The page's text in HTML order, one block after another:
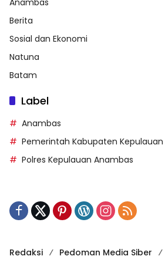
Anambas
Berita
Sosial dan Ekonomi
Natuna
Batam
Label
Anambas
Pemerintah Kabupaten
Polres Kepulauan Anambas
Redaksi
Pedoman Media Siber